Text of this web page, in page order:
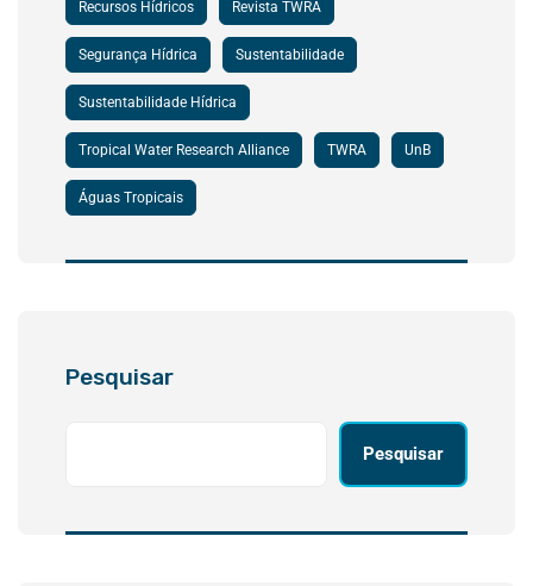
Recursos Hídricos Revista TWRA
Segurança Hídrica Sustentabilidade
Sustentabilidade Hídrica
Tropical Water Research Alliance TWRA UnB
Águas Tropicais
Pesquisar
Pesquisar